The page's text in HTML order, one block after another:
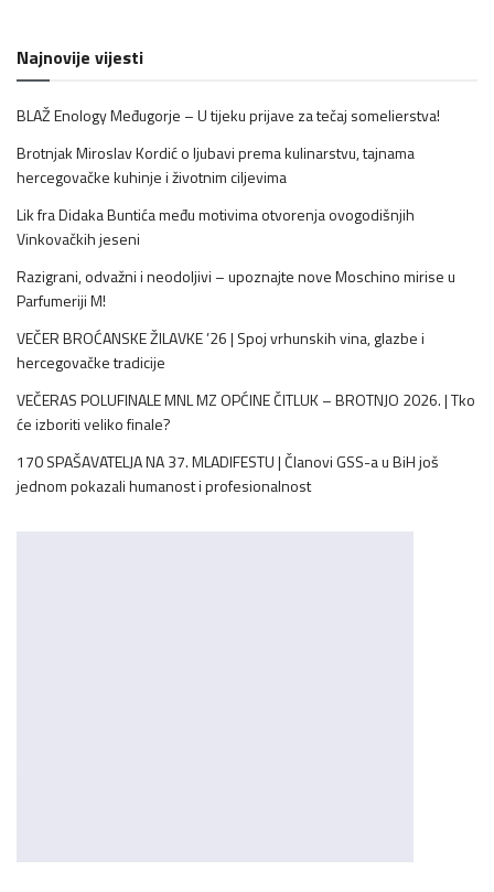
Najnovije vijesti
BLAŽ Enology Međugorje – U tijeku prijave za tečaj somelierstva!
Brotnjak Miroslav Kordić o ljubavi prema kulinarstvu, tajnama
hercegovačke kuhinje i životnim ciljevima
Lik fra Didaka Buntića među motivima otvorenja ovogodišnjih
Vinkovačkih jeseni
Razigrani, odvažni i neodoljivi – upoznajte nove Moschino mirise u
Parfumeriji M!
VEČER BROĆANSKE ŽILAVKE ’26 | Spoj vrhunskih vina, glazbe i
hercegovačke tradicije
VEČERAS POLUFINALE MNL MZ OPĆINE ČITLUK – BROTNJO 2026. | Tko
će izboriti veliko finale?
170 SPAŠAVATELJA NA 37. MLADIFESTU | Članovi GSS-a u BiH još
jednom pokazali humanost i profesionalnost